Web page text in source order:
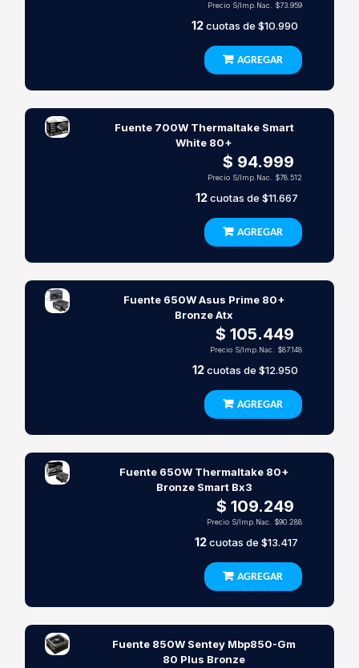
Precio S/Imp.Nac. $73.959
12cuotas de $10.990
AGREGAR
Fuente 700W Thermaltake Smart
White 80+
$ 94.999
Precio S/Imp.Nac. $78.512
12cuotas de $11.667
AGREGAR
Fuente 650W Asus Prime 80+
Bronze Atx
$ 105.449
Precio S/Imp.Nac. $87.148
12cuotas de $12.950
AGREGAR
Fuente 650W Thermaltake 80+
Bronze Smart Bx3
$ 109.249
Precio S/Imp.Nac. $90.288
12cuotas de $13.417
AGREGAR
Fuente 850W Sentey Mbp850-Gm
80 Plus Bronze